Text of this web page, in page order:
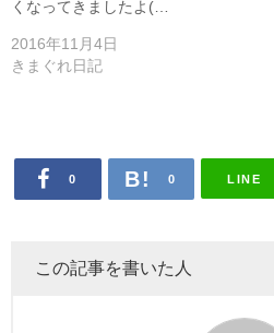
くなってきましたよ(…
2016年11月4日
きまぐれ日記
0 0 LINE
この記事を書いた人